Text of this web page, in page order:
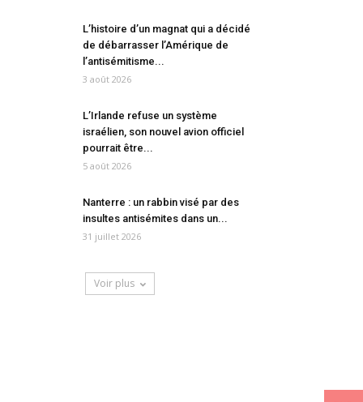
L’histoire d’un magnat qui a décidé
de débarrasser l’Amérique de
l’antisémitisme...
3 août 2026
L’Irlande refuse un système
israélien, son nouvel avion officiel
pourrait être...
5 août 2026
Nanterre : un rabbin visé par des
insultes antisémites dans un...
31 juillet 2026
Voir plus